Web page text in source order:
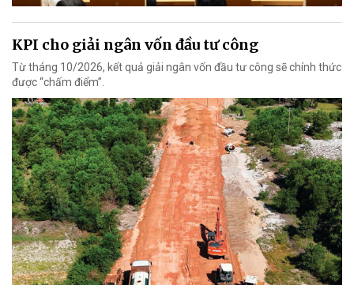
KPI cho giải ngân vốn đầu tư công
Từ tháng 10/2026, kết quả giải ngân vốn đầu tư công sẽ chính thức
được “chấm điểm”.